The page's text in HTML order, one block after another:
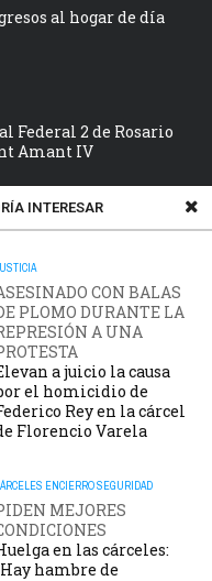
INTERESAR
CON BALAS
PLOMO DURANTE LA
A UNA
a juicio la causa
el homicidio de
Rey en la cárcel
Florencio Varela
ENCIERROSEGURIDAD
MEJORES
en las cárceles:
hambre de
al hogar de día
Federal 2 de Rosario
Amant IV
a la
manejo del